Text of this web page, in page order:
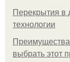
Перекрытия в
технологии
выбрать этот